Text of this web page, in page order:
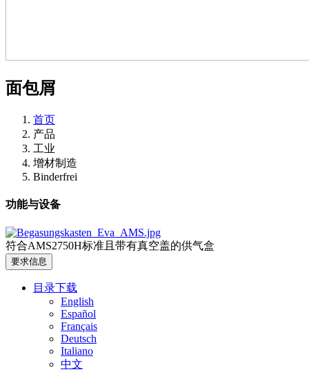
面包屑
首页
产品
工业
增材制造
Binderfrei
功能与设备
符合AMS2750H标准且带有真空盖的供气盒
要求信息
目录下载
English
Español
Français
Deutsch
Italiano
中文